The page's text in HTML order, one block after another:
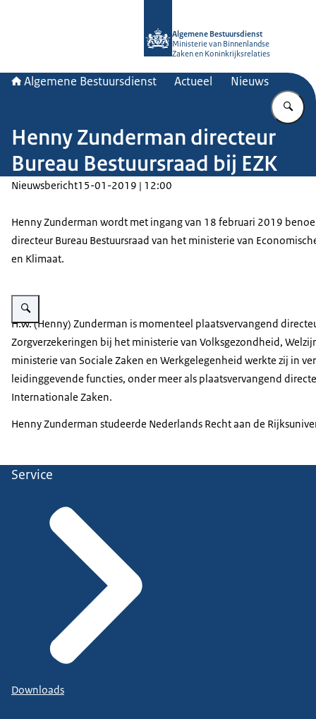
Algemene Bestuursdienst
Ministerie van Binnenlandse
Zaken en Koninkrijksrelaties
Algemene Bestuursdienst Actueel Nieuws
Henny Zunderman directeur
Bureau Bestuursraad bij EZK
Nieuwsbericht15-01-2019 | 12:00
Henny Zunderman wordt met ingang van 18 februari 2019
directeur Bureau Bestuursraad van het ministerie van
en Klimaat.
Vergroot afbeelding Henny Zunderman
H.W. (Henny) Zunderman is momenteel plaatsvervangend
Zorgverzekeringen bij het ministerie van Volksgezondheid,
ministerie van Sociale Zaken en Werkgelegenheid werkte zij in
leidinggevende functies, onder meer als plaatsvervangend
Internationale Zaken.
Henny Zunderman studeerde Nederlands Recht aan de
Service
Downloads